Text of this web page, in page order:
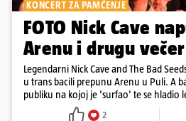
KONCERT ZA PAMĆENJE
FOTO Nick Cave
Arenu i drugu
Legendarni Nick Cave and The Bad
u trans bacili prepunu Arenu u Puli. A
publiku na kojoj je 'surfao' te se hladio
2